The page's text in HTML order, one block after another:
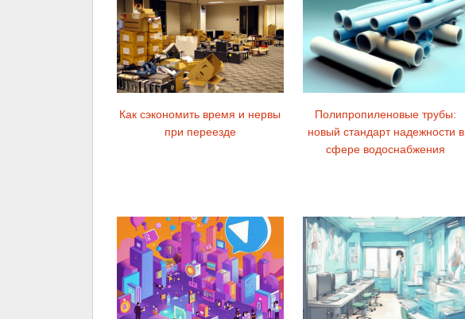
Как сэкономить время и нервы
при переезде
Полипропиленовые трубы:
новый стандарт надежности в
сфере водоснабжения